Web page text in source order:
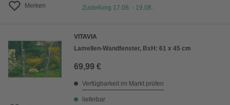
Merken
Zustellung 17.08. - 19.08.
VITAVIA
Lamellen-Wandfenster, BxH: 61 x 45 cm
69,99 €
Verfügbarkeit im Markt prüfen
lieferbar